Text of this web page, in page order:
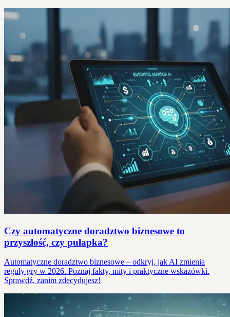
Czy automatyczne doradztwo biznesowe to
przyszłość, czy pułapka?
Automatyczne doradztwo biznesowe – odkryj, jak AI zmienia
reguły gry w 2026. Poznaj fakty, mity i praktyczne wskazówki.
Sprawdź, zanim zdecydujesz!